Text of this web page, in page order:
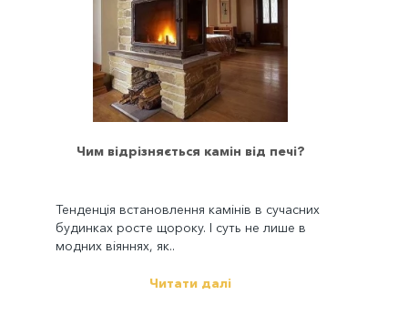
Чим відрізняється камін від печі?
Тенденція встановлення камінів в сучасних
будинках росте щороку. І суть не лише в
модних віяннях, як..
Читати далі